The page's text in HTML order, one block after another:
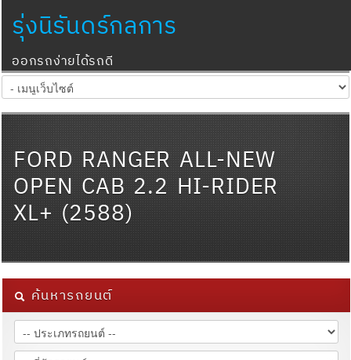
รุ่งนิรันดร์กลการ
ออกรถง่ายได้รถดี
FORD RANGER ALL-NEW
OPEN CAB 2.2 HI-RIDER
XL+ (2588)
ค้นหารถยนต์